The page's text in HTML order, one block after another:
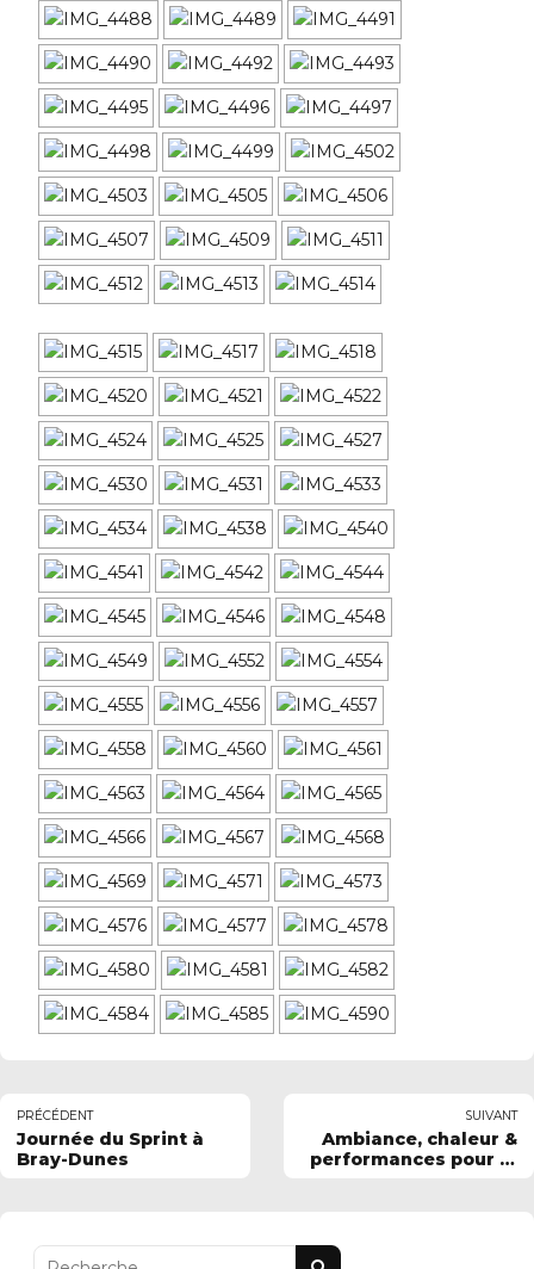
PRÉCÉDENT
Journée du Sprint à
Bray-Dunes
SUIVANT
Ambiance, chaleur &
performances pour le